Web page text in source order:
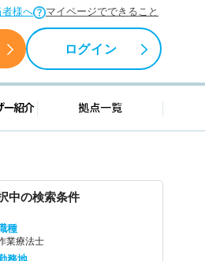
者様へ マイページでできること
ログイン
キャリアアドバイザー紹介 拠点一覧
中の検索条件
種
業療法士